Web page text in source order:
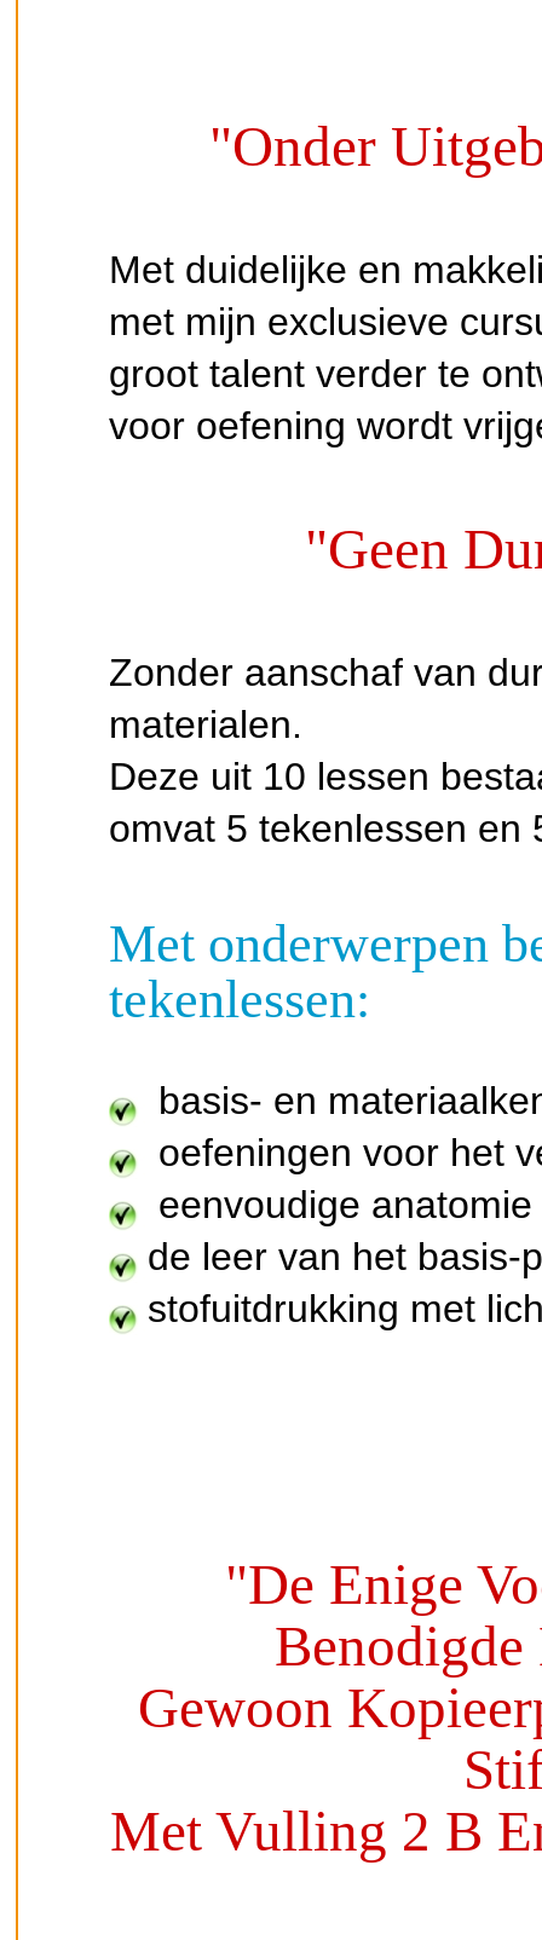
"Onder
Met duidelijke en
met mijn exclusieve
groot talent verder te
voor oefening wordt
"Geen
Zonder aanschaf van
materialen.
Deze uit 10 lessen
omvat 5 tekenlessen en
Met onderwerpen
tekenlessen:
basis- en
oefeningen voor het
eenvoudige anatomie
de leer van het basis-
stofuitdrukking met
"De Enige
Gewoon
Met Vulling 2 B